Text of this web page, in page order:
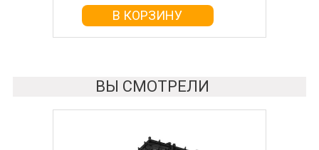
В КОРЗИНУ
ВЫ СМОТРЕЛИ